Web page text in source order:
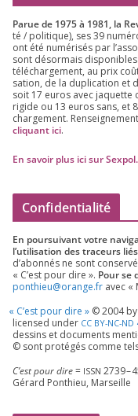
Parue de 1975à 1981, la
té /​ poli­tique), ses39
ont été numé­ri­sés par
sont désor­mais dis­po­nibles
télé­char­ge­ment, au prix
sa­tion, de la dupli­ca­tion et
soit 17 euros avec jaquette
rigide ou 13 euros sans, et 8
char­ge­ment.
cli­quant ici.
En savoir plus ici sur Sexpol.
Confidentialité
En pour­sui­vant votre
l’utilisation des tra­ceurs
d’a­bon­nés ne sont
« C’est pour dire ». Pour se
ponthieu@​orange.​fr avec «
« C’est pour dire » ©2004by
licen­sed under CC BY-NC-ND
des­sins et docu­ments
© sont pro­té­gés comme
C’est pour dire= ISSN 2739–
Gérard Ponthieu, Marseille